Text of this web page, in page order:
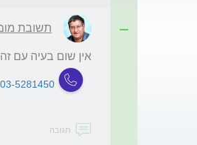
תשובת
אין שום בעיה עם
03-5281450
תגובה